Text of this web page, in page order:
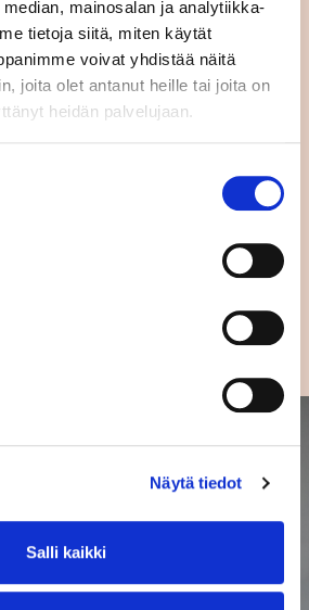
mainosalan ja analytiikka-
tietoja siitä, miten käytät
voivat yhdistää näitä
joita olet antanut heille tai joita on
heidän palvelujaan.
Näytä tiedot
Salli kaikki